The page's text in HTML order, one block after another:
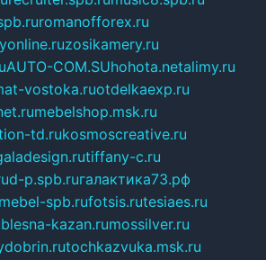
romanofforex.ru
zosikamery.ru
AUTO-COM.SUhohota.netalimy.ru
vostoka.ruotdelkaexp.ru
mebelshop.msk.ru
td.rukosmoscreative.ru
tiffany-c.ru
d-p.spb.ruгалактика73.рф
spb.rufotsis.rutesiaes.ru
blesna-kazan.rumossilver.ru
tochkazvuka.msk.ru